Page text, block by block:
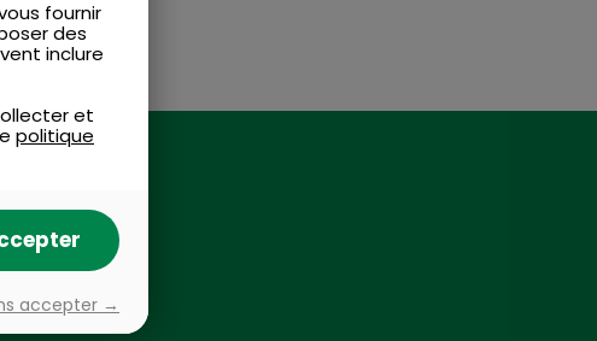
fournir
des
inclure
et
politique
accepter →